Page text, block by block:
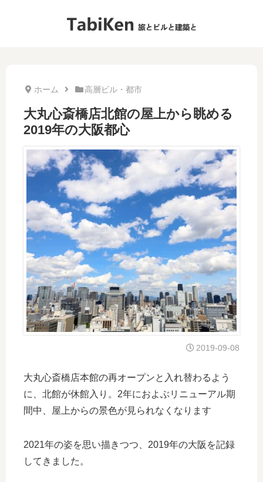
ホーム 高層ビル・都市
大丸心斎橋店北館の屋上から眺める
2019年の大阪都心
2019-09-08
大丸心斎橋店本館の再オープンと入れ替わるよう
に、北館が休館入り。2年におよぶリニューアル期
間中、屋上からの景色が見られなくなります
2021年の姿を思い描きつつ、2019年の大阪を記録
してきました。